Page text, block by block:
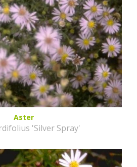
Aster
'Silver Spray'